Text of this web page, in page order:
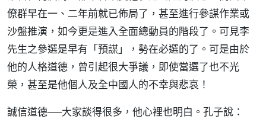
僚群早在一、二年前就已佈局了，甚至進行參謀作業或
沙盤推演，如今更是進入全面總動員的階段了。可見李
先生之參選是早有「預謀」，勢在必選的了。可是由於
他的人格道德，曾引起很大爭議，即使當選了也不光
榮，甚至是他個人及全中國人的不幸與悲哀！
誠信道德──大家談得很多，他心裡也明白。孔子說：